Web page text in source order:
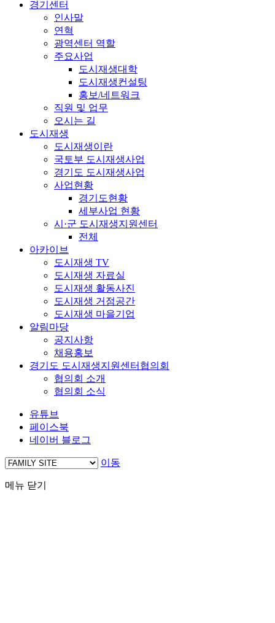
경기센터
인사말
연혁
광역센터 역할
주요사업
도시재생대학
도시재생컨설팅
홍보/네트워크
직원 및 업무
오시는 길
도시재생
도시재생이란
국토부 도시재생사업
경기도 도시재생사업
사업현황
경기도현황
세부사업 현황
시·군 도시재생지원센터
전체
아카이브
도시재생 TV
도시재생 자료실
도시재생 활동사진
도시재생 거점공간
도시재생 마을기업
알림마당
공지사항
채용홍보
경기도 도시재생지원센터협의회
협의회 소개
협의회 소식
유튜브
페이스북
네이버 블로그
이동
메뉴 닫기